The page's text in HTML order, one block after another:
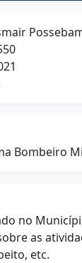
Bombeiro
no
as
etc.